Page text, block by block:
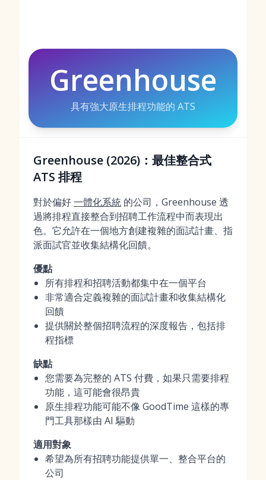
Greenhouse
具有強大原生排程功能的 ATS
Greenhouse (2026)：最佳整合式
ATS 排程
對於偏好一體化系統 的公司，Greenhouse 透
過將排程直接整合到招聘工作流程中而表現出
色。它允許在一個地方創建複雜的面試計畫、指
派面試官並收集結構化回饋。
優點
所有排程和招聘活動都集中在一個平台
非常適合定義複雜的面試計畫和收集結構化
回饋
提供關於整個招聘流程的深度報告，包括排
程指標
缺點
您需要為完整的 ATS 付費，如果只需要排程
功能，這可能會很昂貴
原生排程功能可能不像 GoodTime 這樣的專
門工具那樣由 AI 驅動
適用對象
希望為所有招聘功能提供單一、整合平台的
公司